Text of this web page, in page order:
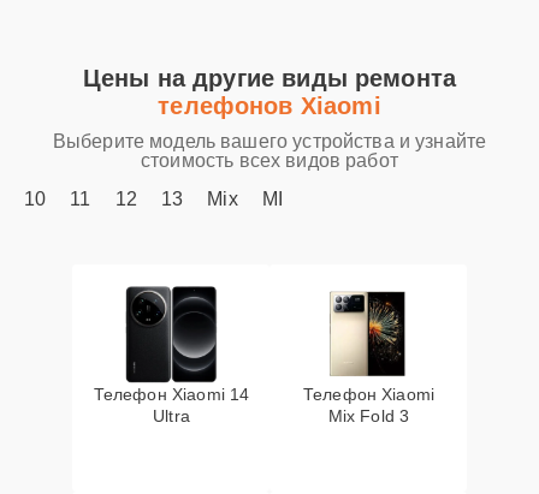
Цены на другие виды ремонта
телефонов Xiaomi
Выберите модель вашего устройства и узнайте
стоимость всех видов работ
10
11 12 13 Mix MI
Телефон Xiaomi 14
Ultra
Телефон Xiaomi
Mix Fold 3